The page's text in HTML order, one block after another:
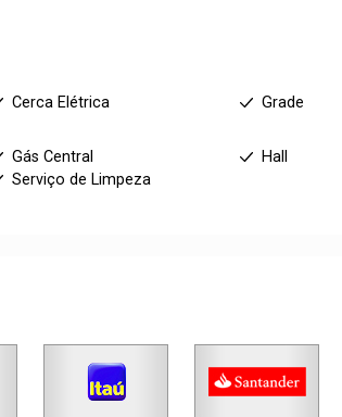
Cerca Elétrica
Grade
Gás Central
Hall
Serviço de Limpeza